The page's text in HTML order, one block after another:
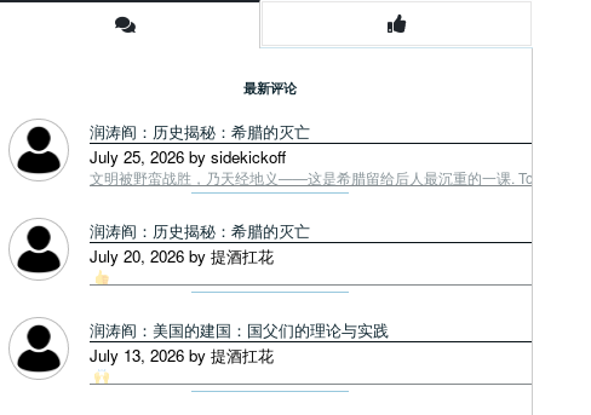
最新评论
润涛阎：历史揭秘：希腊的灭亡
July 25, 2026 by sidekickoff
文明被野蛮战胜，乃天经地义——这是希腊留给后人最沉重的一课. Tough
润涛阎：历史揭秘：希腊的灭亡
July 20, 2026 by 提酒扛花
润涛阎：美国的建国：国父们的理论与实践
July 13, 2026 by 提酒扛花